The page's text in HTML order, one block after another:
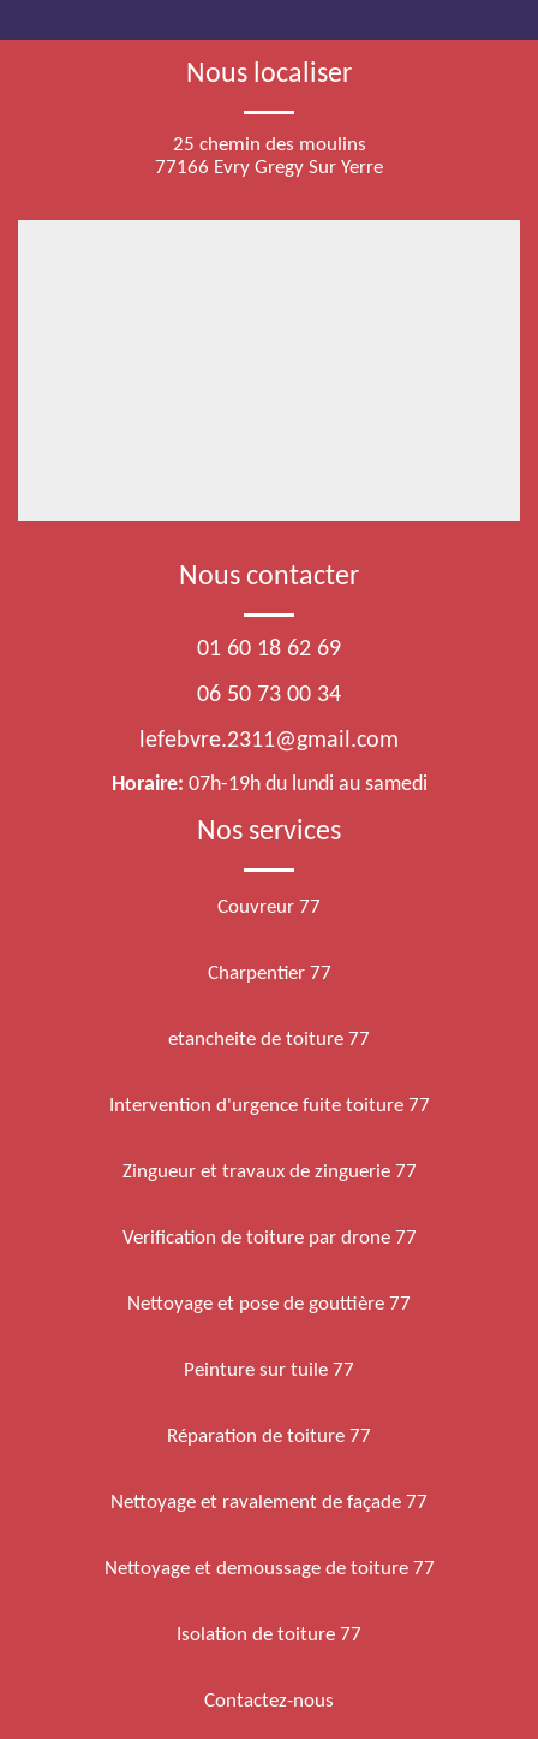
Nous localiser
25 chemin des moulins
77166 Evry Gregy Sur Yerre
Nous contacter
01 60 18 62 69
06 50 73 00 34
lefebvre.2311@gmail.com
Horaire: 07h-19h du lundi au samedi
Nos services
Couvreur 77
Charpentier 77
etancheite de toiture 77
Intervention d'urgence fuite toiture 77
Zingueur et travaux de zinguerie 77
Verification de toiture par drone 77
Nettoyage et pose de gouttière 77
Peinture sur tuile 77
Réparation de toiture 77
Nettoyage et ravalement de façade 77
Nettoyage et demoussage de toiture 77
Isolation de toiture 77
Contactez-nous